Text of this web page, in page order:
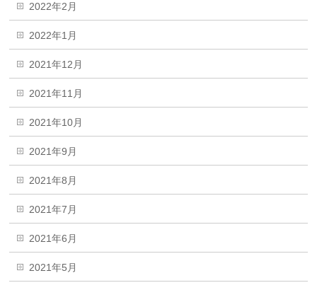
2022年2月
2022年1月
2021年12月
2021年11月
2021年10月
2021年9月
2021年8月
2021年7月
2021年6月
2021年5月